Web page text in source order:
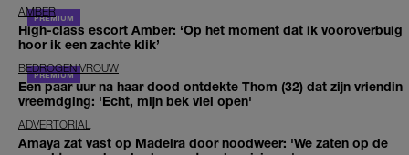
AMBER
High-class escort Amber: ‘Op het moment dat ik vooroverbuig
hoor ik een zachte klik’
BEDROGEN VROUW
Een paar uur na haar dood ontdekte Thom (32) dat zijn vriendin
vreemdging: 'Echt, mijn bek viel open'
ADVERTORIAL
Amaya zat vast op Madeira door noodweer: 'We zaten op de